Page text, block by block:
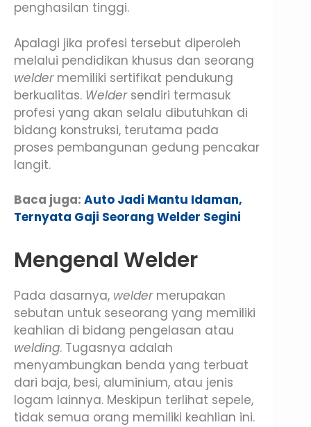
penghasilan tinggi.
Apalagi jika profesi tersebut diperoleh
melalui pendidikan khusus dan seorang
weldermemiliki sertifikat pendukung
berkualitas. Weldersendiri termasuk
profesi yang akan selalu dibutuhkan di
bidang konstruksi, terutama pada
proses pembangunan gedung pencakar
langit.
Baca juga: Auto Jadi Mantu Idaman,
Ternyata Gaji Seorang Welder Segini
Mengenal Welder
Pada dasarnya, weldermerupakan
sebutan untuk seseorang yang memiliki
keahlian di bidang pengelasan atau
welding. Tugasnya adalah
menyambungkan benda yang terbuat
dari baja, besi, aluminium, atau jenis
logam lainnya. Meskipun terlihat sepele,
tidak semua orang memiliki keahlian ini.